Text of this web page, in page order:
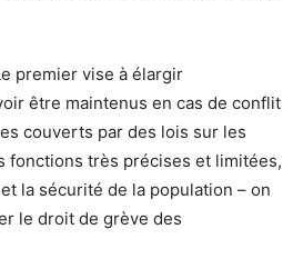
premier vise à élargir
être maintenus en cas de conflit
couverts par des lois sur les
fonctions très précises et limitées,
la sécurité de la population – on
le droit de grève des